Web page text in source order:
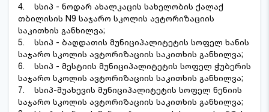
4. სსიპ - ნოდარ ახალკაცის სახელობის ქალაქ
თბილისის N9 საჯარო სკოლის ავტორიზაციის
საკითხის განხილვა;
5. სსიპ - ბაღდათის მუნიციპალიტეტის სოფელ ხანის
საჯარო სკოლის ავტორიზაციის საკითხის განხილვა;
6. სსიპ - მესტიის მუნიციპალიტეტის სოფელ ჭუბერის
საჯარო სკოლის ავტორიზაციის საკითხის განხილვა;
7. სსიპ-შუახევის მუნიციპალიტეტის სოფელ ნენიის
საჯარო სკოლის ავტორიზაციის საკითხის განხილვა;